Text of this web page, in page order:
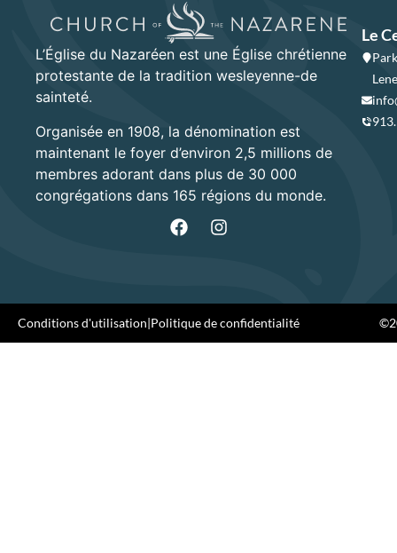
L’Église du Nazaréen est une Église chrétienne
protestante de la tradition wesleyenne-de
sainteté.
Organisée en 1908, la dénomination est
maintenant le foyer d’environ 2,5 millions de
membres adorant dans plus de 30 000
congrégations dans 165 régions du monde.
Le
Conditions d'utilisation|Politique de confidentialité